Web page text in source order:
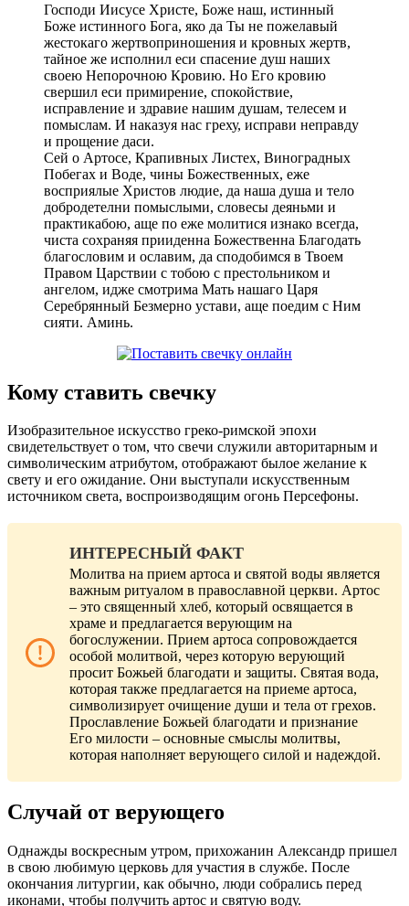
Господи Иисусе Христе, Боже наш, истинный
Боже истинного Бога, яко да Ты не пожелавый
жестокаго жертвоприношения и кровных жертв,
тайное же исполнил еси спасение душ наших
своею Непорочною Кровию. Но Его кровию
свершил еси примирение, спокойствие,
исправление и здравие нашим душам, телесем и
помыслам. И наказуя нас греху, исправи неправду
и прощение даси.
Сей о Артосе, Крапивных Листех, Виноградных
Побегах и Воде, чины Божественных, еже
восприялые Христов людие, да наша душа и тело
добродетелни помыслыми, словесы деяньми и
практикабою, аще по еже молитися изнако всегда,
чиста сохраняя прииденна Божественна Благодать
благословим и ославим, да сподобимся в Твоем
Правом Царствии с тобою с престольником и
ангелом, идже смотрима Мать нашаго Царя
Серебрянный Безмерно устави, аще поедим с Ним
сияти. Аминь.
Кому ставить свечку
Изобразительное искусство греко-римской эпохи
свидетельствует о том, что свечи служили авторитарным и
символическим атрибутом, отображают былое желание к
свету и его ожидание. Они выступали искусственным
источником света, воспроизводящим огонь Персефоны.
ИНТЕРЕСНЫЙ ФАКТ
Молитва на прием артоса и святой воды является
важным ритуалом в православной церкви. Артос
– это священный хлеб, который освящается в
храме и предлагается верующим на
богослужении. Прием артоса сопровождается
особой молитвой, через которую верующий
просит Божьей благодати и защиты. Святая вода,
которая также предлагается на приеме артоса,
символизирует очищение души и тела от грехов.
Прославление Божьей благодати и признание
Его милости – основные смыслы молитвы,
которая наполняет верующего силой и надеждой.
Случай от верующего
Однажды воскресным утром, прихожанин Александр пришел
в свою любимую церковь для участия в службе. После
окончания литургии, как обычно, люди собрались перед
иконами, чтобы получить артос и святую воду.